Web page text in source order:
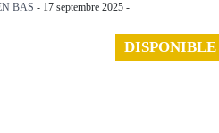
BAS - 17 septembre 2025 -
DISPONIBLE